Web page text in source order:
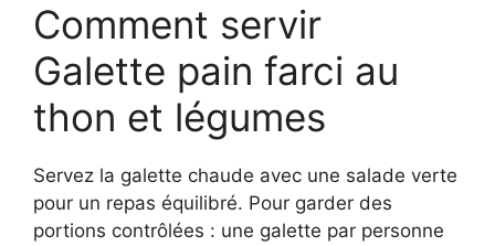
Comment servir
Galette pain farci au
thon et légumes
Servez la galette chaude avec une salade verte
pour un repas équilibré. Pour garder des
portions contrôlées : une galette par personne